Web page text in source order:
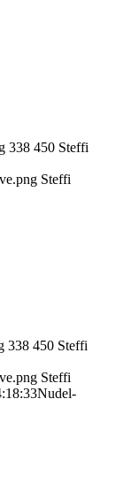
338 450 Steffi
Steffi
338 450 Steffi
Steffi
Nudel-